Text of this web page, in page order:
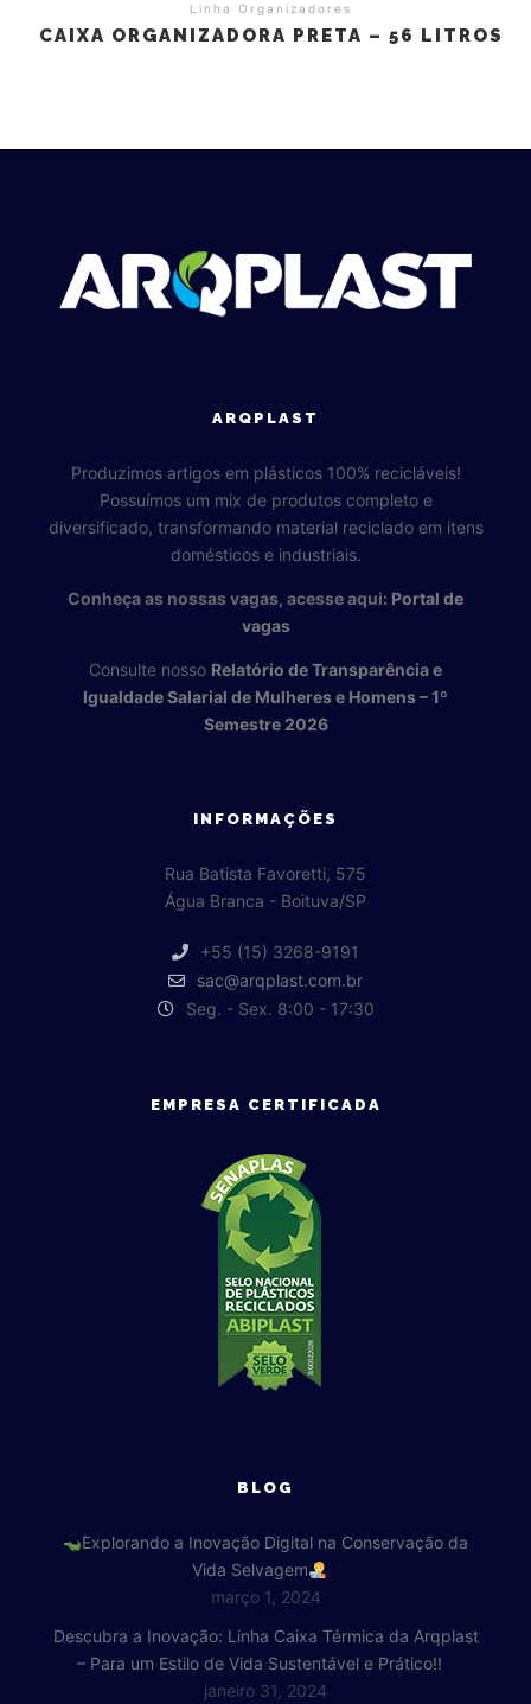
Linha Organizadores
CAIXA ORGANIZADORA PRETA – 56 LITROS
ARQPLAST
Produzimos artigos em plásticos 100% recicláveis!
Possuímos um mix de produtos completo e
diversificado, transformando material reciclado em itens
domésticos e industriais.
Conheça as nossas vagas, acesse aqui: Portal de
vagas
Consulte nosso Relatório de Transparência e
Igualdade Salarial de Mulheres e Homens – 1º
Semestre 2026
INFORMAÇÕES
Rua Batista Favoretti, 575
Água Branca - Boituva/SP
+55 (15) 3268-9191
sac@arqplast.com.br
Seg. - Sex. 8:00 - 17:30
EMPRESA CERTIFICADA
BLOG
Explorando a Inovação Digital na Conservação da
Vida Selvagem
março 1, 2024
Descubra a Inovação: Linha Caixa Térmica da Arqplast
– Para um Estilo de Vida Sustentável e Prático!!
janeiro 31, 2024